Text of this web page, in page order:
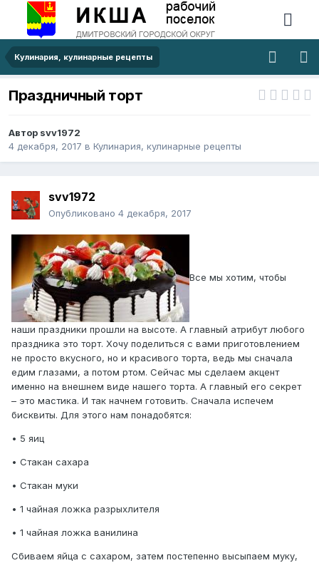
Кулинария, кулинарные рецепты
Праздничный торт
Автор svv1972
4 декабря, 2017 в Кулинария, кулинарные рецепты
svv1972
Опубликовано 4 декабря, 2017
Все мы хотим, чтобы
наши праздники прошли на высоте. А главный атрибут любого
праздника это торт. Хочу поделиться с вами приготовлением
не просто вкусного, но и красивого торта, ведь мы сначала
едим глазами, а потом ртом. Сейчас мы сделаем акцент
именно на внешнем виде нашего торта. А главный его секрет
– это мастика. И так начнем готовить. Сначала испечем
бисквиты. Для этого нам понадобятся:
• 5 яиц
• Стакан сахара
• Стакан муки
• 1 чайная ложка разрыхлителя
• 1 чайная ложка ванилина
Сбиваем яйца с сахаром, затем постепенно высыпаем муку,